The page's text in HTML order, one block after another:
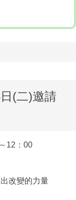
(二)邀請
12：00
改變的力量